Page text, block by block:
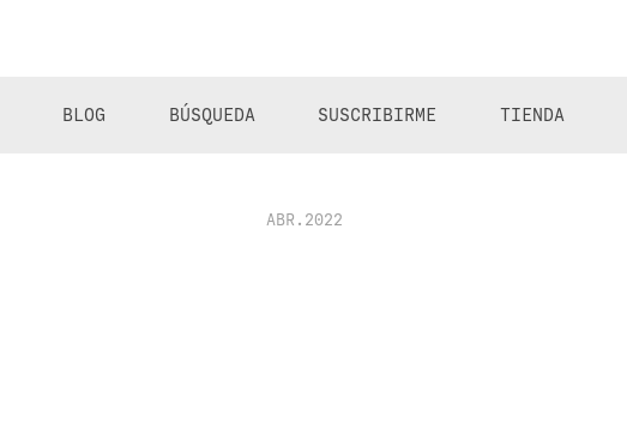
BLOG BÚSQUEDA SUSCRIBIRME TIENDA
ABR.2022